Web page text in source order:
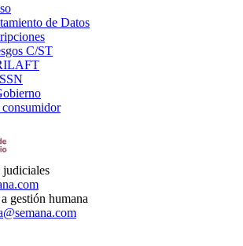
in
new
window
de Datos
in
C/ST
new
window
in
newin
Opens
gestión humana